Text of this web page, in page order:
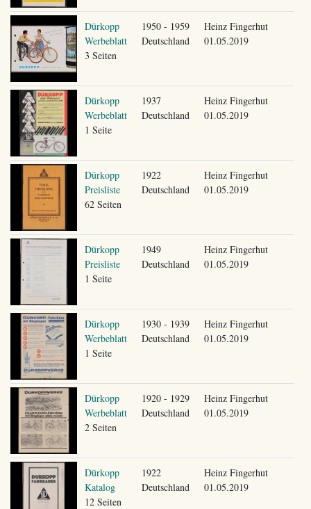
Dürkopp
Werbeblatt
3 Seiten
1950 - 1959
Deutschland
Heinz Fingerhut
01.05.2019
Dürkopp
Werbeblatt
1 Seite
1937
Deutschland
Heinz Fingerhut
01.05.2019
Dürkopp
Preisliste
62 Seiten
1922
Deutschland
Heinz Fingerhut
01.05.2019
Dürkopp
Preisliste
1 Seite
1949
Deutschland
Heinz Fingerhut
01.05.2019
Dürkopp
Werbeblatt
1 Seite
1930 - 1939
Deutschland
Heinz Fingerhut
01.05.2019
Dürkopp
Werbeblatt
2 Seiten
1920 - 1929
Deutschland
Heinz Fingerhut
01.05.2019
Dürkopp
Katalog
12 Seiten
1922
Deutschland
Heinz Fingerhut
01.05.2019